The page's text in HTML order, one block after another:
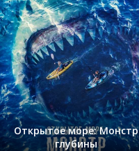
Открытое море: Монстр
глубины